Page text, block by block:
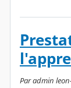
Par admin